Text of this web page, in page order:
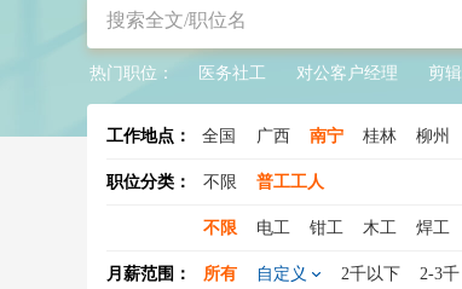
热门职位： 医务社工 对公客户经理 剪辑
工作地点： 全国 广西 南宁 桂林 柳州
职位分类： 不限 普工工人
不限 电工 钳工 木工 焊工
水工
缝纫工 冲压工 注塑工
月薪范围： 所有 自定义 2千以下 2-3千